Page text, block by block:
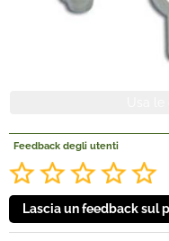
Feedback degli utenti